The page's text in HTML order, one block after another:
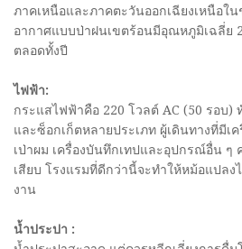
ภาคเหนือและภาคตะวันออกเฉียงเหนือใ
อากาศแบบป่าฝนเขตร้อนมีอุณหภูมิเฉลี่ย
ตลอดทั้งปี
ไฟฟ้า:
กระแสไฟฟ้าคือ 220 โวลต์ AC (50 รอบ)
และซ็อกเก็ตหลายประเภท ผู้เดินทางที่มีเ
เป่าผม เครื่องบันทึกเทปและอุปกรณ์อื่น ๆ
เสียบ โรงแรมที่ดีกว่านี้จะทำให้หม้อแปลง
งาน
น้ำประปา :